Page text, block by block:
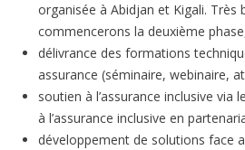
organisée à Abidjan et Kigali. Très
commencerons la deuxième
délivrance des formations
assurance (séminaire, webinaire,
soutien à l’assurance inclusive via
à l’assurance inclusive en
développement de solutions face